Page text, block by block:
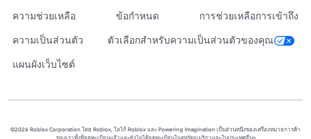
ความช่วยเหลือ
ข้อกำหนด
การช่วยเหลือการเข้าถึง
ความเป็นส่วนตัว
ตัวเลือกสำหรับความเป็นส่วนตัวของคุณ
แผนผังเว็บไซต์
©2026 Roblox Corporation โดย Roblox, โลโก้ Roblox และ Powering Imagination เป็นส่วนหนึ่งของเครื่องหมายการค้า
ของเราทั้งที่จดทะเบียนแล้วและยังไม่ได้จดทะเบียนในสหรัฐอเมริกาและในประเทศอื่นๆ